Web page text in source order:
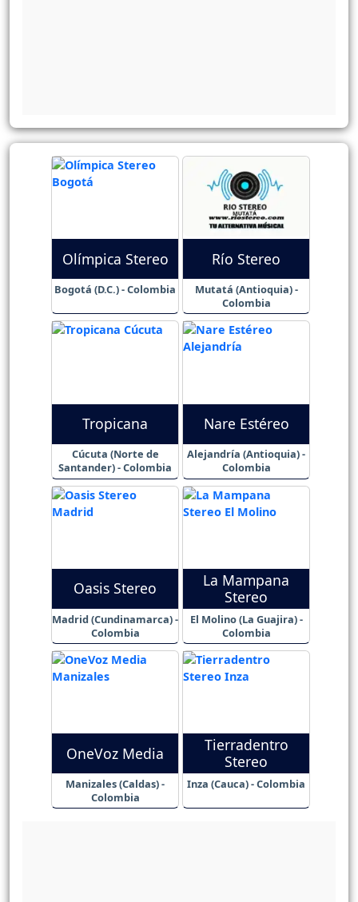
Olímpica Stereo
Bogotá (D.C.) - Colombia
Río Stereo
Mutatá (Antioquia) -
Colombia
Tropicana
Cúcuta (Norte de
Santander) - Colombia
Nare Estéreo
Alejandría (Antioquia) -
Colombia
Oasis Stereo
Madrid (Cundinamarca) -
Colombia
La Mampana
Stereo
El Molino (La Guajira) -
Colombia
OneVoz Media
Manizales (Caldas) -
Colombia
Tierradentro
Stereo
Inza (Cauca) - Colombia